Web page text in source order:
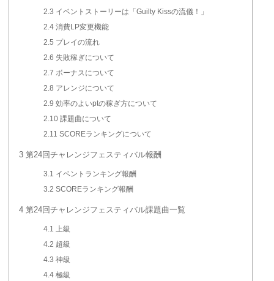
2.3 イベントストーリーは「Guilty Kissの流儀！」
2.4消費LP変更機能
2.5 プレイの流れ
2.6 失敗稼ぎについて
2.7 ボーナスについて
2.8 アレンジについて
2.9 効率のよいptの稼ぎ方について
2.10課題曲について
2.11 SCOREランキングについて
3 第24回チャレンジフェスティバル報酬
3.1 イベントランキング報酬
3.2 SCOREランキング報酬
4 第24回チャレンジフェスティバル課題曲一覧
4.1 上級
4.2 超級
4.3 神級
4.4極級